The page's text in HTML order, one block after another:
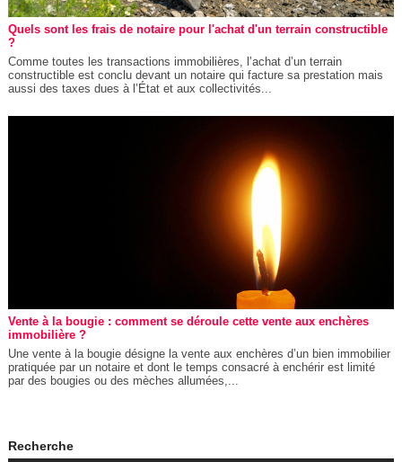
Quels sont les frais de notaire pour l'achat d'un terrain constructible
?
Comme toutes les transactions immobilières, l’achat d’un terrain
constructible est conclu devant un notaire qui facture sa prestation mais
aussi des taxes dues à l’État et aux collectivités...
Vente à la bougie : comment se déroule cette vente aux enchères
immobilière ?
Une vente à la bougie désigne la vente aux enchères d’un bien immobilier
pratiquée par un notaire et dont le temps consacré à enchérir est limité
par des bougies ou des mèches allumées,...
Recherche